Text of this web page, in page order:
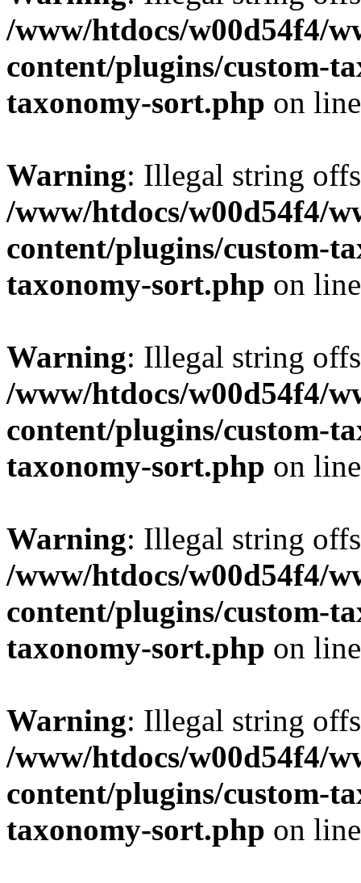
/www/htdocs/w00d54f4/
content/plugins/custom-
taxonomy-sort.php on
Warning: Illegal string
/www/htdocs/w00d54f4/
content/plugins/custom-
taxonomy-sort.php on
Warning: Illegal string
/www/htdocs/w00d54f4/
content/plugins/custom-
taxonomy-sort.php on
Warning: Illegal string
/www/htdocs/w00d54f4/
content/plugins/custom-
taxonomy-sort.php on
Warning: Illegal string
/www/htdocs/w00d54f4/
content/plugins/custom-
taxonomy-sort.php on